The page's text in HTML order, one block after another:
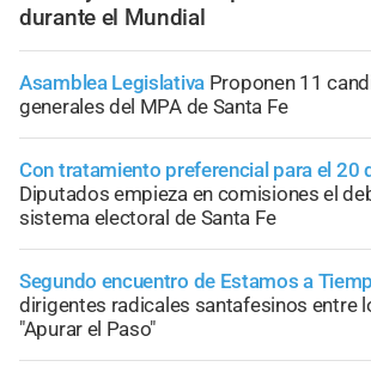
durante el Mundial
Asamblea Legislativa Proponen 11
generales del MPA de Santa Fe
Con tratamiento preferencial para el 20
Diputados empieza en comisiones el
sistema electoral de Santa Fe
Segundo encuentro de Estamos a
dirigentes radicales santafesinos entre
"Apurar el Paso"